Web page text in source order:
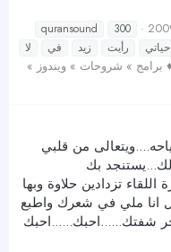
300
quransound
حياتي رأيت زيد في
لا
♦ برامج » شروحات » ويندوز »
من قلبي
بك
تزدادين حلاوة وبها
انا ملي في شعرك واطبع
شفتك......احبك......احبك